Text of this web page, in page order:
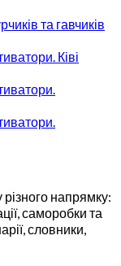
та гавчиків
Ківі
напрямку:
саморобки та
словники,